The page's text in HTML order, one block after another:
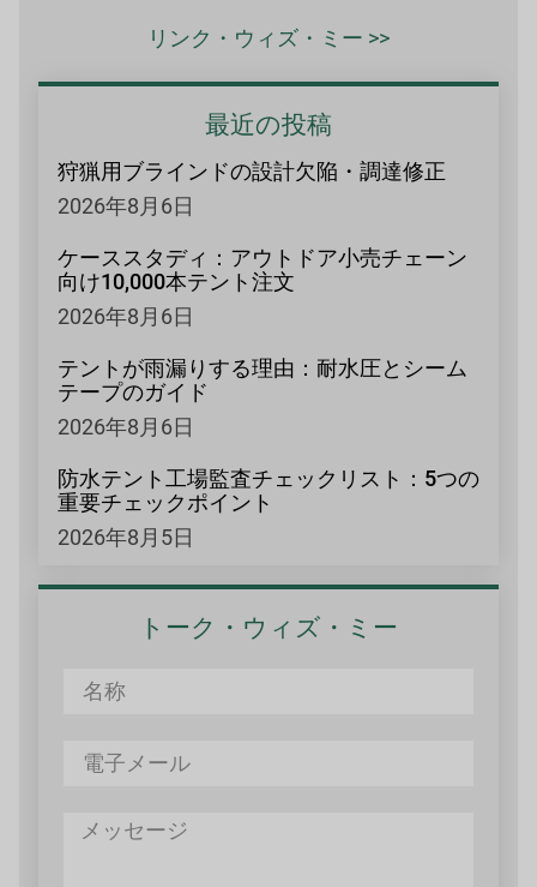
リンク・ウィズ・ミー >>
最近の投稿
狩猟用ブラインドの設計欠陥・調達修正
2026年8月6日
ケーススタディ：アウトドア小売チェーン
向け10,000本テント注文
2026年8月6日
テントが雨漏りする理由：耐水圧とシーム
テープのガイド
2026年8月6日
防水テント工場監査チェックリスト：5つの
重要チェックポイント
2026年8月5日
トーク・ウィズ・ミー